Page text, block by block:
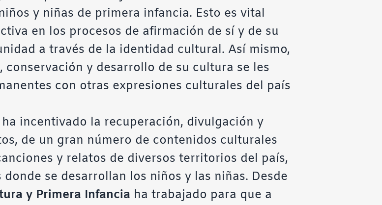
y niñas de primera infancia. Esto es vital
en los procesos de afirmación de sí y de su
a través de la identidad cultural. Así mismo,
y desarrollo de su cultura se les
con otras expresiones culturales del país
ha incentivado la recuperación, divulgación y
de un gran número de contenidos culturales
y relatos de diversos territorios del país,
se desarrollan los niños y las niñas. Desde
y Primera Infancia ha trabajado para que a